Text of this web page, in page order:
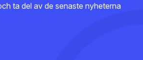
ta del av de senaste nyheterna